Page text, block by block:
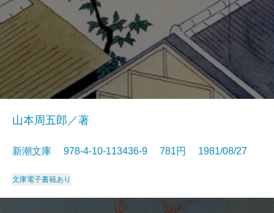
山本周五郎／著
新潮文庫 978-4-10-113436-9 781円 1981/08/27
文庫電子書籍あり